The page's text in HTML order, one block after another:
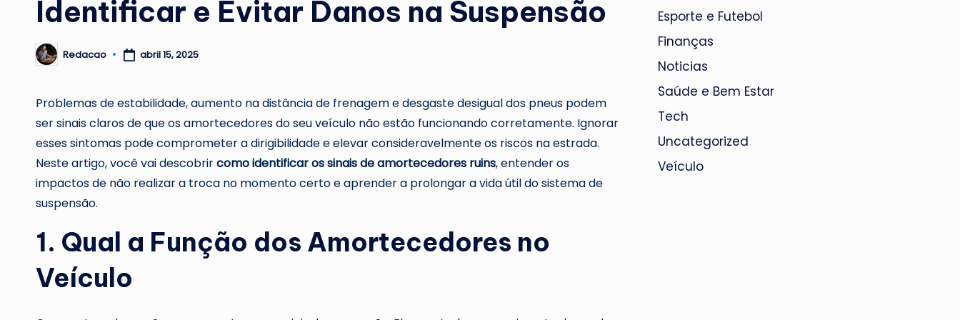
Identificar e Evitar Danos na Suspensão
Posted
by
Redacao abril 15, 2025
Problemas de estabilidade, aumento na distância de frenagem e desgaste desigual dos pneus podem
ser sinais claros de que os amortecedores do seu veículo não estão funcionando corretamente. Ignorar
esses sintomas pode comprometer a dirigibilidade e elevar consideravelmente os riscos na estrada.
Neste artigo, você vai descobrircomo identificar os sinais de amortecedores ruins, entender os
impactos de não realizar a troca no momento certo e aprender a prolongar a vida útil do sistema de
suspensão.
1. Qual a Função dos Amortecedores no
Veículo
Esporte e Futebol
Finanças
Noticias
Saúde e Bem Estar
Tech
Uncategorized
Veículo